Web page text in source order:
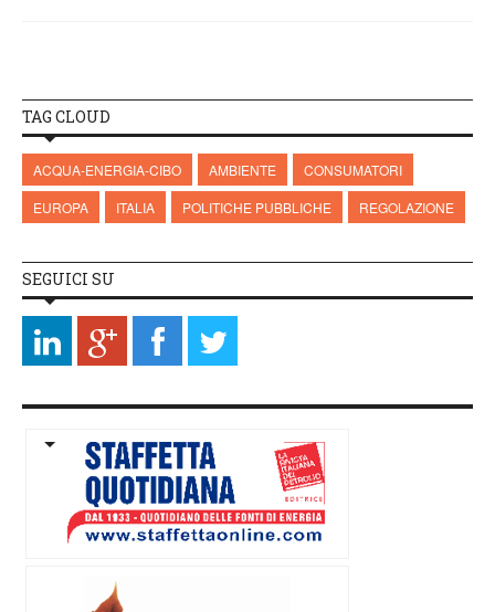
TAG CLOUD
ACQUA-ENERGIA-CIBO AMBIENTE
CONSUMATORI
EUROPA
ITALIA POLITICHE PUBBLICHE REGOLAZIONE
SEGUICI SU